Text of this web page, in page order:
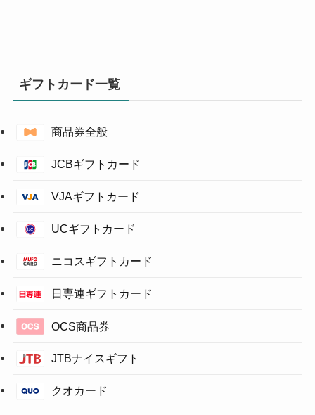
ギフトカード一覧
商品券全般
JCBギフトカード
VJAギフトカード
UCギフトカード
ニコスギフトカード
日専連ギフトカード
OCS商品券
JTBナイスギフト
クオカード